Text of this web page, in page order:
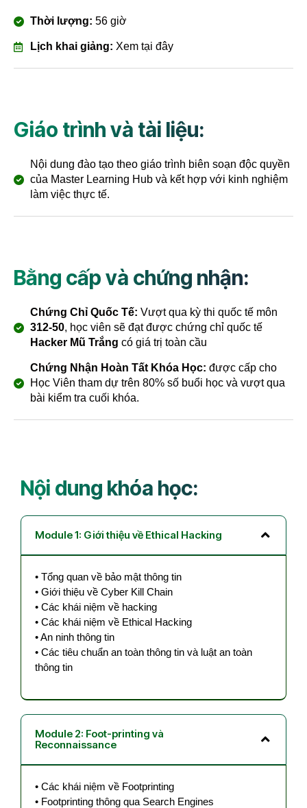
Thời lượng: 56 giờ
Lịch khai giảng: Xem tại đây
Giáo trình và tài liệu:
Nội dung đào tạo theo giáo trình biên soạn độc quyền
của Master Learning Hub và kết hợp với kinh nghiệm
làm việc thực tế.
Bằng cấp và chứng nhận:
Chứng Chỉ Quốc Tế: Vượt qua kỳ thi quốc tế môn
312-50, học viên sẽ đạt được chứng chỉ quốc tế
Hacker Mũ Trắng có giá trị toàn cầu
Chứng Nhận Hoàn Tất Khóa Học: được cấp cho
Học Viên tham dự trên 80% số buổi học và vượt qua
bài kiểm tra cuối khóa.
Nội dung khóa học:
Module 1: Giới thiệu về Ethical Hacking
• Tổng quan về bảo mật thông tin
• Giới thiệu về Cyber Kill Chain
• Các khái niệm về hacking
• Các khái niệm về Ethical Hacking
•An ninh thông tin
• Các tiêu chuẩn an toàn thông tin và luật an toàn
thông tin
Module 2: Foot-printing và
Reconnaissance
• Các khái niệm về Footprinting
• Footprinting thông qua Search Engines